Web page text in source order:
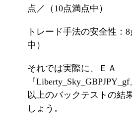
点／（10点満点中）
トレード手法の安全性：
中）
それでは実際に、ＥＡ
『
以上のバックテストの結
しょう。